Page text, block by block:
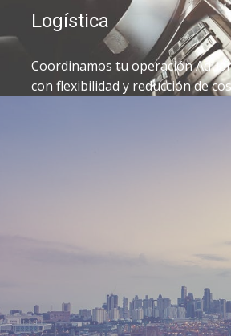
Logística
Coordinamos tu operación
con flexibilidad y reducción de